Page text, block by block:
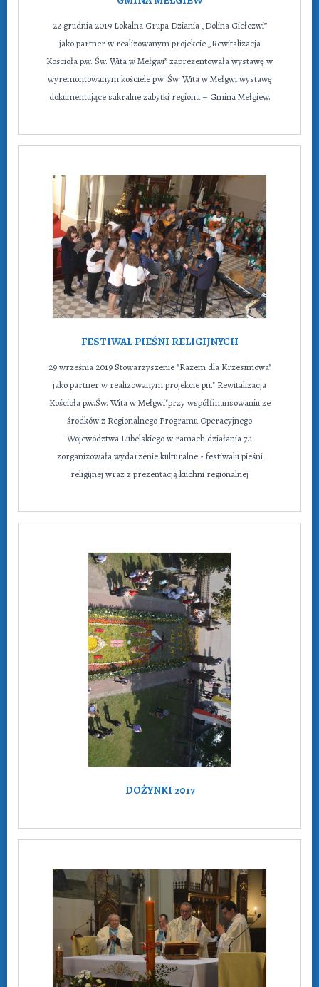
22 grudnia 2019 Lokalna Grupa Dziania „Dolina Giełczwi”
jako partner w realizowanym projekcie „Rewitalizacja
Kościoła p.w. Św. Wita w Mełgwi” zaprezentowała wystawę w
wyremontowanym kościele p.w. Św. Wita w Mełgwi wystawę
dokumentujące sakralne zabytki regionu – Gmina Mełgiew.
FESTIWAL PIEŚNI RELIGIJNYCH
29 września 2019 Stowarzyszenie "Razem dla Krzesimowa"
jako partner w realizowanym projekcie pn." Rewitalizacja
Kościoła p.w.Św. Wita w Mełgwi"przy współfinansowaniu ze
środków z Regionalnego Programu Operacyjnego
Województwa Lubelskiego w ramach działania 7.1
zorganizowała wydarzenie kulturalne - festiwalu pieśni
religijnej wraz z prezentacją kuchni regionalnej
DOŻYNKI 2017